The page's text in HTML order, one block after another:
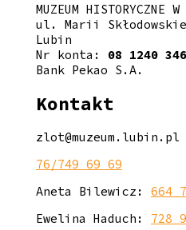
MUZEUM HISTORYCZNE
ul. Marii
Lubin
Nr konta: 08 1240
Bank Pekao S.A.
Kontakt
zlot@muzeum.lubin.pl
76/749 69 69
Aneta Bilewicz: 664
Ewelina Haduch: 728